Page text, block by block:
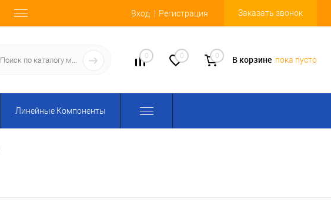
Вход Регистрация Заказать звонок
0 0 0 В корзине пока пусто
Линейные Компоненты